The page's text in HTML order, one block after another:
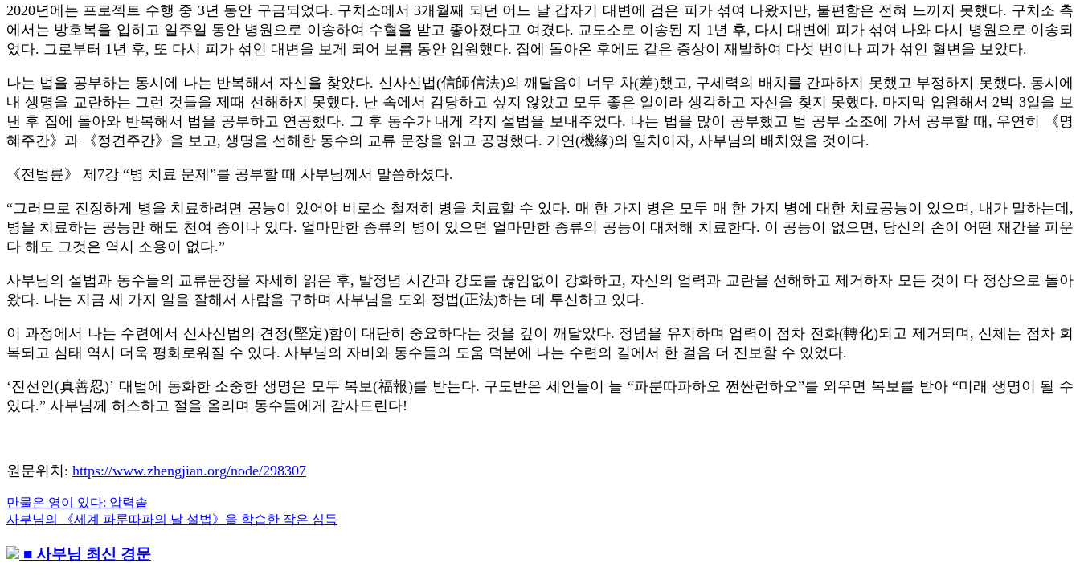
2020년에는 프로젝트 수행 중 3년 동안 구금되었다. 구치소에서 3개월째 되던 어느 날 갑자기 대변에 검은 피가 섞여 나왔지만, 불편함은 전혀 느끼지 못했다. 구치소 측
에서는 방호복을 입히고 일주일 동안 병원으로 이송하여 수혈을 받고 좋아졌다고 여겼다. 교도소로 이송된 지 1년 후, 다시 대변에 피가 섞여 나와 다시 병원으로 이송되
었다. 그로부터 1년 후, 또 다시 피가 섞인 대변을 보게 되어 보름 동안 입원했다. 집에 돌아온 후에도 같은 증상이 재발하여 다섯 번이나 피가 섞인 혈변을 보았다.
나는 법을 공부하는 동시에 나는 반복해서 자신을 찾았다. 신사신법(信師信法)의 깨달음이 너무 차(差)했고, 구세력의 배치를 간파하지 못했고 부정하지 못했다. 동시에
내 생명을 교란하는 그런 것들을 제때 선해하지 못했다. 난 속에서 감당하고 싶지 않았고 모두 좋은 일이라 생각하고 자신을 찾지 못했다. 마지막 입원해서 2박 3일을 보
낸 후 집에 돌아와 반복해서 법을 공부하고 연공했다. 그 후 동수가 내게 각지 설법을 보내주었다. 나는 법을 많이 공부했고 법 공부 소조에 가서 공부할 때, 우연히 《명
혜주간》과 《정견주간》을 보고, 생명을 선해한 동수의 교류 문장을 읽고 공명했다. 기연(機緣)의 일치이자, 사부님의 배치였을 것이다.
《전법륜》 제7강 “병 치료 문제”를 공부할 때 사부님께서 말씀하셨다.
“그러므로 진정하게 병을 치료하려면 공능이 있어야 비로소 철저히 병을 치료할 수 있다. 매 한 가지 병은 모두 매 한 가지 병에 대한 치료공능이 있으며, 내가 말하는데,
병을 치료하는 공능만 해도 천여 종이나 있다. 얼마만한 종류의 병이 있으면 얼마만한 종류의 공능이 대처해 치료한다. 이 공능이 없으면, 당신의 손이 어떤 재간을 피운
다 해도 그것은 역시 소용이 없다.”
사부님의 설법과 동수들의 교류문장을 자세히 읽은 후, 발정념 시간과 강도를 끊임없이 강화하고, 자신의 업력과 교란을 선해하고 제거하자 모든 것이 다 정상으로 돌아
왔다. 나는 지금 세 가지 일을 잘해서 사람을 구하며 사부님을 도와 정법(正法)하는 데 투신하고 있다.
이 과정에서 나는 수련에서 신사신법의 견정(堅定)함이 대단히 중요하다는 것을 깊이 깨달았다. 정념을 유지하며 업력이 점차 전화(轉化)되고 제거되며, 신체는 점차 회
복되고 심태 역시 더욱 평화로워질 수 있다. 사부님의 자비와 동수들의 도움 덕분에 나는 수련의 길에서 한 걸음 더 진보할 수 있었다.
‘진선인(真善忍)’ 대법에 동화한 소중한 생명은 모두 복보(福報)를 받는다. 구도받은 세인들이 늘 “파룬따파하오 쩐싼런하오”를 외우면 복보를 받아 “미래 생명이 될 수
있다.” 사부님께 허스하고 절을 올리며 동수들에게 감사드린다!
원문위치: https://www.zhengjian.org/node/298307
글
내
비
Previous
Post:
만물은 영이 있다: 압력솥
Next
사부님의 《세계 파룬따파의 날 설법》을 학습한 작은 심득
■ 사부님 최신 경문